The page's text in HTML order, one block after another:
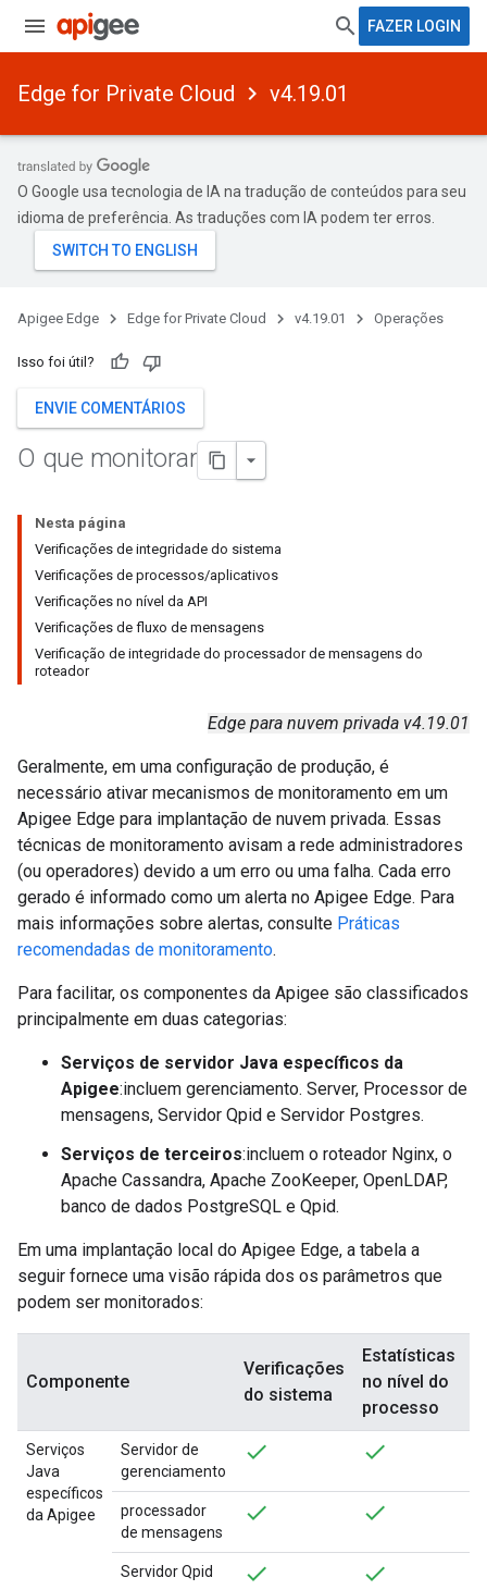
FAZER LOGIN
Edge for Private Cloud v4.19.01
O Google usa tecnologia de IA na tradução de conteúdos para seu
idioma de preferência. As traduções com IA podem ter erros.
Apigee Edge Edge for Private Cloud v4.19.01 Operações
Isso foi útil?
ENVIE COMENTÁRIOS
O que monitorar
Nesta página
Verificações de integridade do sistema
Verificações de processos/aplicativos
Verificações no nível da API
Verificações de fluxo de mensagens
Verificação de integridade do processador de mensagens do
roteador
Edge para nuvem privada v4.19.01
Geralmente, em uma configuração de produção, é
necessário ativar mecanismos de monitoramento em um
Apigee Edge para implantação de nuvem privada. Essas
técnicas de monitoramento avisam a rede administradores
(ou operadores) devido a um erro ou uma falha. Cada erro
gerado é informado como um alerta no Apigee Edge. Para
mais informações sobre alertas, consulte Práticas
recomendadas de monitoramento.
Para facilitar, os componentes da Apigee são classificados
principalmente em duas categorias:
Serviços de servidor Java específicos da
Apigee:incluem gerenciamento. Server, Processor de
mensagens, Servidor Qpid e Servidor Postgres.
Serviços de terceiros:incluem o roteador Nginx, o
Apache Cassandra, Apache ZooKeeper, OpenLDAP,
banco de dados PostgreSQL e Qpid.
Em uma implantação local do Apigee Edge, a tabela a
seguir fornece uma visão rápida dos os parâmetros que
podem ser monitorados:
Componente
Verificações
do sistema
Estatísticas
no nível do
processo
Serviços
Java
específicos
da Apigee
Servidor de
gerenciamento
processador
de mensagens
Servidor Qpid